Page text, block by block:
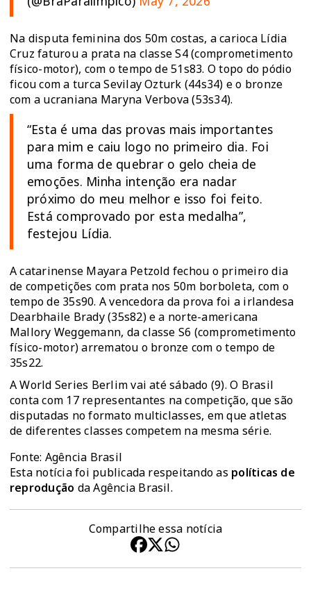
Na disputa feminina dos 50m costas, a carioca Lídia
Cruz faturou a prata na classe S4 (comprometimento
físico-motor), com o tempo de 51s83. O topo do pódio
ficou com a turca Sevilay Ozturk (44s34) e o bronze
com a ucraniana Maryna Verbova (53s34).
“Esta é uma das provas mais importantes
para mim e caiu logo no primeiro dia. Foi
uma forma de quebrar o gelo cheia de
emoções. Minha intenção era nadar
próximo do meu melhor e isso foi feito.
Está comprovado por esta medalha”,
festejou Lídia.
A catarinense Mayara Petzold fechou o primeiro dia
de competições com prata nos 50m borboleta, com o
tempo de 35s90. A vencedora da prova foi a irlandesa
Dearbhaile Brady (35s82) e a norte-americana
Mallory Weggemann, da classe S6 (comprometimento
físico-motor) arrematou o bronze com o tempo de
35s22.
A World Series Berlim vai até sábado (9). O Brasil
conta com 17 representantes na competição, que são
disputadas no formato multiclasses, em que atletas
de diferentes classes competem na mesma série.
Fonte: Agência Brasil
Esta notícia foi publicada respeitando as políticas de
reprodução da Agência Brasil.
Compartilhe essa notícia